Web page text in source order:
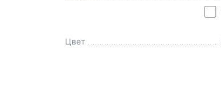
Цвет